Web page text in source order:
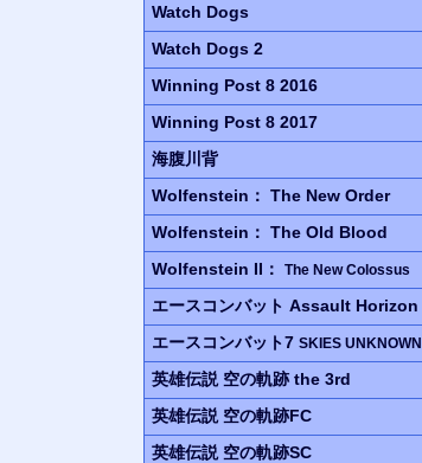
Watch Dogs
Watch Dogs 2
Winning Post 8 2016
Winning Post 8 2017
海腹川背
Wolfenstein： The New Order
Wolfenstein： The Old Blood
Wolfenstein II：
The New Colossus
エースコンバット Assault Horizon
エースコンバット7 SKIES UNKNOWN
英雄伝説 空の軌跡 the 3rd
英雄伝説 空の軌跡FC
英雄伝説 空の軌跡SC